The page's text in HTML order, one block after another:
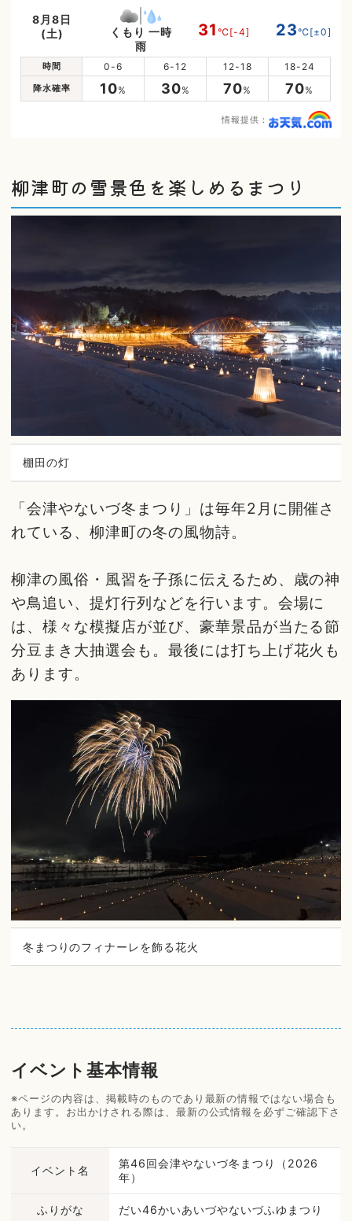
8月8日
(土)
くもり 一時
雨
31℃[-4] 23℃[±0]
時間 0-6 6-12 12-18 18-24
降水確率 10% 30% 70% 70%
情報提供：
柳津町の雪景色を楽しめるまつり
棚田の灯
「会津やないづ冬まつり」は毎年2月に開催さ
れている、柳津町の冬の風物詩。
柳津の風俗・風習を子孫に伝えるため、歳の神
や鳥追い、提灯行列などを行います。会場に
は、様々な模擬店が並び、豪華景品が当たる節
分豆まき大抽選会も。最後には打ち上げ花火も
あります。
冬まつりのフィナーレを飾る花火
イベント基本情報
※ページの内容は、掲載時のものであり最新の情報ではない場合も
あります。お出かけされる際は、最新の公式情報を必ずご確認下さ
い。
イベント名
第46回会津やないづ冬まつり（2026
年）
ふりがな だい46かいあいづやないづふゆまつり